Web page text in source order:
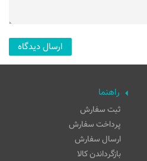
راهنما
ثبت سفارش
پرداخت سفارش
ارسال سفارش
بازگرداندن کالا